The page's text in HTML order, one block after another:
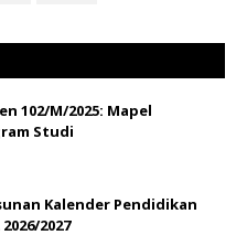
102/M/2025: Mapel
Studi
Kalender Pendidikan
2027